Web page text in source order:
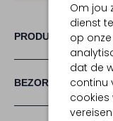
Om jou
dienst
op
dat de
continu
cookies
PRODUCT
BEZORGEN &